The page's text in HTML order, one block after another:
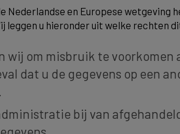
Nederlandse en Europese
leggen u hieronder uit welke rechten
wij om misbruik te
dat u de gegevens op een
bij van